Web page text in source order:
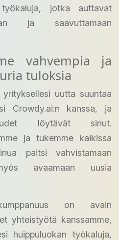
jotka auttavat
ja saavuttamaan
vahvempia ja
tuloksia
uutta suuntaa
Crowdy.ai:n kanssa, ja
löytävät sinut.
ja tukemme kaikissa
paitsi vahvistamaan
avaamaan uusia
on avain
yhteistyötä kanssamme,
huippuluokan työkaluja,